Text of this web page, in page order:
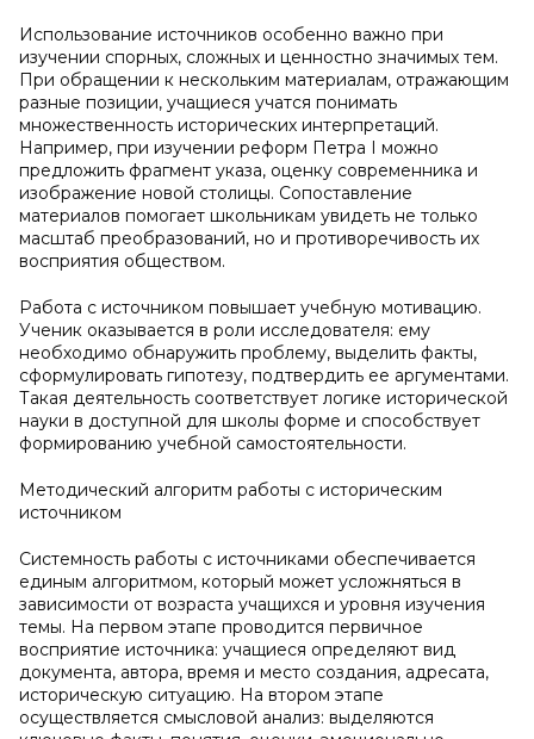
Использование источников особенно важно при
изучении спорных, сложных и ценностно значимых тем.
При обращении к нескольким материалам, отражающим
разные позиции, учащиеся учатся понимать
множественность исторических интерпретаций.
Например, при изучении реформ Петра I можно
предложить фрагмент указа, оценку современника и
изображение новой столицы. Сопоставление
материалов помогает школьникам увидеть не только
масштаб преобразований, но и противоречивость их
восприятия обществом.
Работа с источником повышает учебную мотивацию.
Ученик оказывается в роли исследователя: ему
необходимо обнаружить проблему, выделить факты,
сформулировать гипотезу, подтвердить ее аргументами.
Такая деятельность соответствует логике исторической
науки в доступной для школы форме и способствует
формированию учебной самостоятельности.
Методический алгоритм работы с историческим
источником
Системность работы с источниками обеспечивается
единым алгоритмом, который может усложняться в
зависимости от возраста учащихся и уровня изучения
темы. На первом этапе проводится первичное
восприятие источника: учащиеся определяют вид
документа, автора, время и место создания, адресата,
историческую ситуацию. На втором этапе
осуществляется смысловой анализ: выделяются